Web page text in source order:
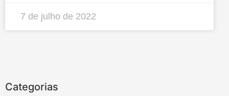
7 de julho de 2022
Categorias